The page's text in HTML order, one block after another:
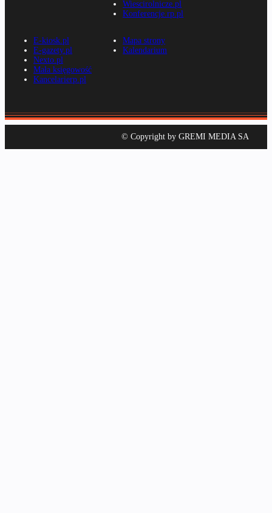
Wiescirolnicze.pl
Konferencje.rp.pl
E-kiosk.pl
E-gazety.pl
Nexto.pl
Mała księgowość
Kancelarierp.pl
Mapa strony
Kalendarium
© Copyright by GREMI MEDIA SA